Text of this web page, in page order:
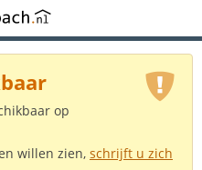
op
willen zien, schrijft u zich